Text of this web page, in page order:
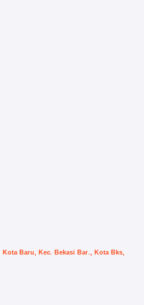
Baru, Kec. Bekasi Bar., Kota Bks,